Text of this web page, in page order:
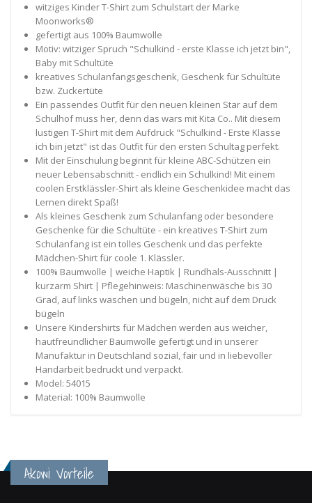
witziges Kinder T-Shirt zum Schulstart der Marke
Moonworks®
gefertigt aus 100% Baumwolle
Motiv: witziger Spruch "Schulkind - erste Klasse ich jetzt bin",
Baby mit Schultüte
kreatives Schulanfangsgeschenk, Geschenk für Schultüte
bzw. Zuckertüte
Ein passendes Outfit für den neuen kleinen Star auf dem
Schulhof muss her, denn das wars mit Kita Co.. Mit diesem
lustigen T-Shirt mit dem Aufdruck "Schulkind - Erste Klasse
ich bin jetzt" ist das Outfit für den ersten Schultag perfekt.
Mit der Einschulung beginnt für kleine ABC-Schützen ein
neuer Lebensabschnitt - endlich ein Schulkind! Mit einem
coolen Erstklässler-Shirt als kleine Geschenkidee macht das
Lernen direkt Spaß!
Als kleines Geschenk zum Schulanfang oder besondere
Geschenke für die Schultüte - ein kreatives T-Shirt zum
Schulanfang ist ein tolles Geschenk und das perfekte
Mädchen-Shirt für coole 1. Klässler.
100% Baumwolle | weiche Haptik | Rundhals-Ausschnitt |
kurzarm Shirt | Pflegehinweis: Maschinenwäsche bis 30
Grad, auf links waschen und bügeln, nicht auf dem Druck
bügeln
Unsere Kindershirts für Mädchen werden aus weicher,
hautfreundlicher Baumwolle gefertigt und in unserer
Manufaktur in Deutschland sozial, fair und in liebevoller
Handarbeit bedruckt und verpackt.
Model: 54015
Material: 100% Baumwolle
Akowi Vorteile